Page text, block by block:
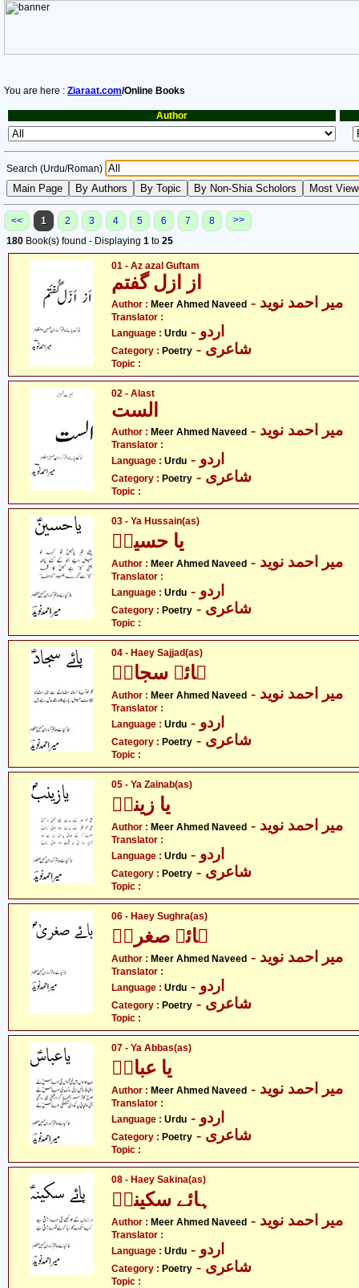
You are here : Ziaraat.com/Online Books
Author
Search (Urdu/Roman)
<< 1 2 3 4 5 6 7 8
>>
180 Book(s) found - Displaying 1 to 25
01 - Az azal Guftam
از ازل گفتم
Author : Meer Ahmed Naveed - میر احمد نوید
Translator :
Language : Urdu - اردو
Category : Poetry - شاعری
Topic :
02 - Alast
الست
Author : Meer Ahmed Naveed - میر احمد نوید
Translator :
Language : Urdu - اردو
Category : Poetry - شاعری
Topic :
03 - Ya Hussain(as)
یا حسینؑ
Author : Meer Ahmed Naveed - میر احمد نوید
Translator :
Language : Urdu - اردو
Category : Poetry - شاعری
Topic :
04 - Haey Sajjad(as)
ہائے سجادؑ
Author : Meer Ahmed Naveed - میر احمد نوید
Translator :
Language : Urdu - اردو
Category : Poetry - شاعری
Topic :
05 - Ya Zainab(as)
یا زینبؑ
Author : Meer Ahmed Naveed - میر احمد نوید
Translator :
Language : Urdu - اردو
Category : Poetry - شاعری
Topic :
06 - Haey Sughra(as)
ہائے صغراؑ
Author : Meer Ahmed Naveed - میر احمد نوید
Translator :
Language : Urdu - اردو
Category : Poetry - شاعری
Topic :
07 - Ya Abbas(as)
یا عباسؑ
Author : Meer Ahmed Naveed - میر احمد نوید
Translator :
Language : Urdu - اردو
Category : Poetry - شاعری
Topic :
08 - Haey Sakina(as)
ہائے سکینہؑ
Author : Meer Ahmed Naveed - میر احمد نوید
Translator :
Language : Urdu - اردو
Category : Poetry - شاعری
Topic :